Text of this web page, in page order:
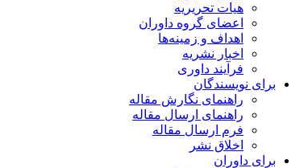
هیات تحریریه
اعضای گروه داوران
اهداف و زمینه‌ها
اخبار نشریه
فرآیند داوری
برای نویسندگان
راهنمای نگارش مقاله
راهنمای ارسال مقاله
فرم ارسال مقاله
اخلاق نشر
برای داوران